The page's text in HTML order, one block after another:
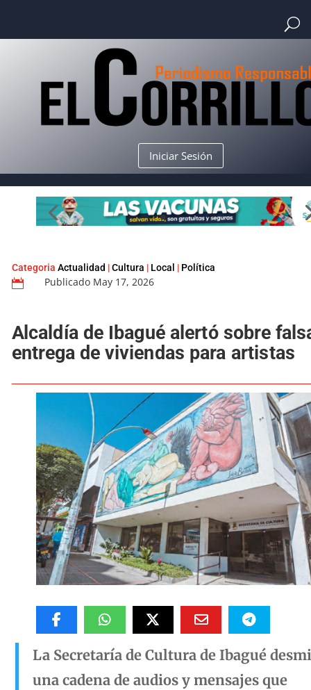
Iniciar Sesión
Categoria Actualidad |Cultura | Local | Política
 Publicado May 17, 2026
Alcaldía de Ibagué alertó sobre
entrega de viviendas para artistas
La Secretaría de Cultura de Ibagué
una cadena de audios y mensajes que